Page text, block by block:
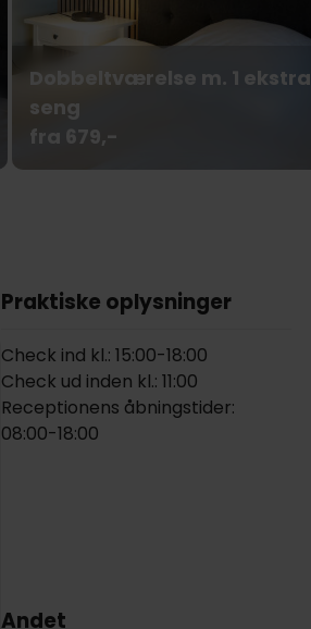
Dobbeltværelse m. 1 ekstra
seng
fra 679,-
Praktiske oplysninger
Check ind kl.: 15:00-18:00
Check ud inden kl.: 11:00
Receptionens åbningstider:
08:00-18:00
Andet